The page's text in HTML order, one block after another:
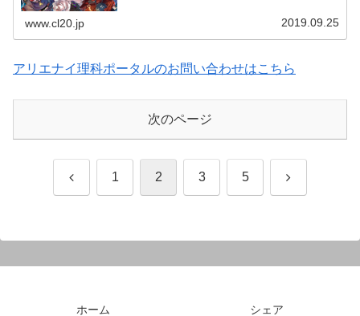
www.cl20.jp 2019.09.25
アリエナイ理科ポータルのお問い合わせはこちら
次のページ
前 1 2 3 5 次
ホーム シェア